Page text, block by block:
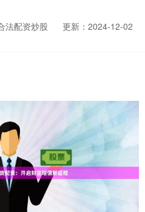
法配资炒股
更新：2024-12-02